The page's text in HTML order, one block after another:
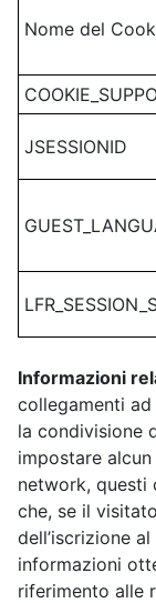
Nome del
JSESSIONID
Informazioni
collegamenti
la condivisione
impostare
network, questi
che, se il
dell’iscrizione
informazioni
riferimento alle